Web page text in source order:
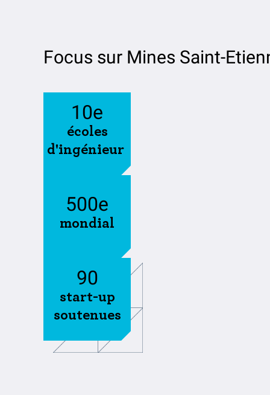
Focus sur Mines Saint-
10e
écoles
d'ingénieur
500e
mondial
90
start-up
soutenues